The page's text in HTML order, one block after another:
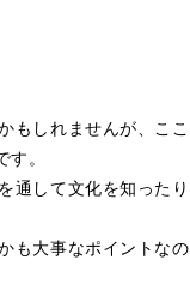
もしれませんが、こ
。
通して文化を知った
も大事なポイントな